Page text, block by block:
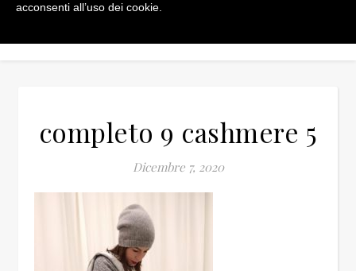
completo 9 cashmere 5
Dicembre 7, 2020
acconsenti all’uso dei cookie.